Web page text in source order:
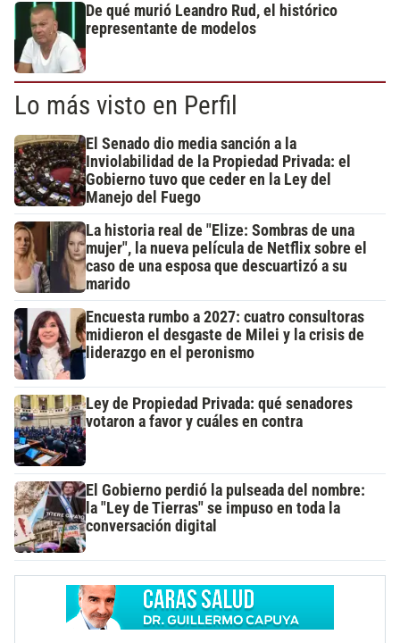
De qué murió Leandro Rud, el histórico
representante de modelos
Lo más visto en Perfil
El Senado dio media sanción a la
Inviolabilidad de la Propiedad Privada: el
Gobierno tuvo que ceder en la Ley del
Manejo del Fuego
La historia real de "Elize: Sombras de una
mujer", la nueva película de Netflix sobre el
caso de una esposa que descuartizó a su
marido
Encuesta rumbo a 2027: cuatro consultoras
midieron el desgaste de Milei y la crisis de
liderazgo en el peronismo
Ley de Propiedad Privada: qué senadores
votaron a favor y cuáles en contra
El Gobierno perdió la pulseada del nombre:
la "Ley de Tierras" se impuso en toda la
conversación digital